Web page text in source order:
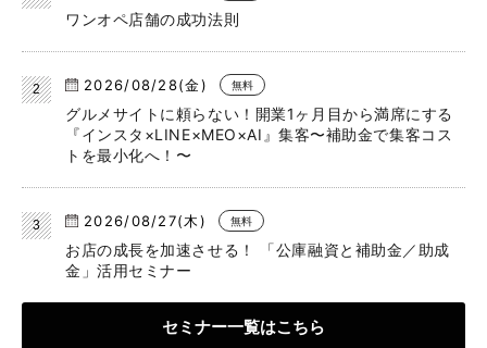
ワンオペ店舗の成功法則
2026/08/28(金) 無料
グルメサイトに頼らない！開業1ヶ月目から満席にする
『インスタ×LINE×MEO×AI』集客〜補助金で集客コス
トを最小化へ！〜
2026/08/27(木) 無料
お店の成長を加速させる！ 「公庫融資と補助金／助成
金」活用セミナー
セミナー一覧はこちら